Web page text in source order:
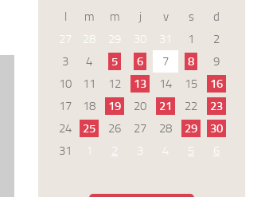
l m m j v s
d
27
28 29 30 31 1
2
3
4 5 6 7 8
9
10
11 12 13 14 15
16
17
18 19 20 21 22
23
24
25 26 27 28 29
30
31
1 2 3 4 5 6